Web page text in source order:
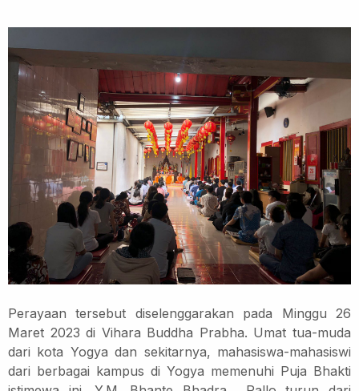
Perayaan tersebut diselenggarakan pada Minggu 26
Maret 2023 di Vihara Buddha Prabha. Umat tua-muda
dari kota Yogya dan sekitarnya, mahasiswa-mahasiswi
dari berbagai kampus di Yogya memenuhi Puja Bhakti